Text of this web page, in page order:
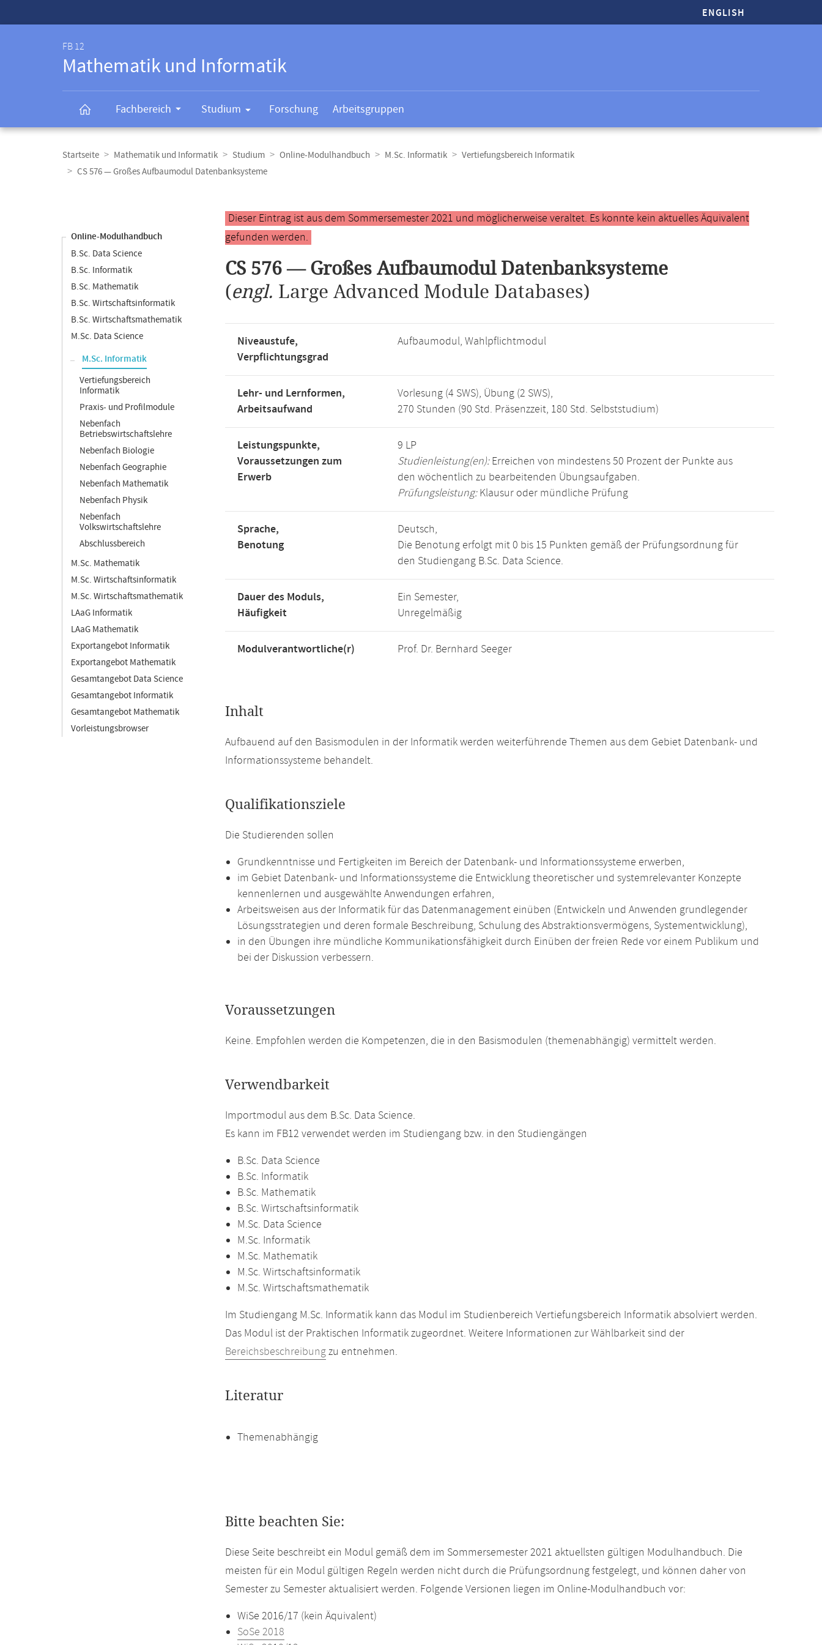
ENGLISH
FB 12
Mathematik und Informatik
Fachbereich Studium Forschung Arbeitsgruppen
Navigation
Startseite Mathematik und Informatik Studium Online-Modulhandbuch M.Sc. Informatik
Vertiefungsbereich Informatik
CS 576 — Großes Aufbaumodul Datenbanksysteme
Online-Modulhandbuch
B.Sc. Data Science
B.Sc. Informatik
B.Sc. Mathematik
B.Sc. Wirtschaftsinformatik
B.Sc. Wirtschaftsmathematik
M.Sc. Data Science
M.Sc. Informatik
Vertiefungsbereich
Informatik
Praxis- und Profilmodule
Nebenfach
Betriebswirtschaftslehre
Nebenfach Biologie
Nebenfach Geographie
Nebenfach Mathematik
Nebenfach Physik
Nebenfach
Volkswirtschaftslehre
Abschlussbereich
M.Sc. Mathematik
M.Sc. Wirtschaftsinformatik
M.Sc. Wirtschaftsmathematik
LAaG Informatik
LAaG Mathematik
Exportangebot Informatik
Exportangebot Mathematik
Gesamtangebot Data Science
Gesamtangebot Informatik
Gesamtangebot Mathematik
Vorleistungsbrowser
Hauptinhalt
Dieser Eintrag ist aus dem Sommersemester 2021 und möglicherweise veraltet. Es konnte kein aktuelles Äquivalent
gefunden werden.
CS 576 — Großes Aufbaumodul Datenbanksysteme
(engl. Large Advanced Module Databases)
Niveaustufe,
Verpflichtungsgrad
Aufbaumodul, Wahlpflichtmodul
Lehr- und Lernformen,
Arbeitsaufwand
Vorlesung (4 SWS), Übung (2 SWS),
270 Stunden (90 Std. Präsenzzeit, 180 Std. Selbststudium)
Leistungspunkte,
Voraussetzungen zum
Erwerb
9 LP
Studienleistung(en):Erreichen von mindestens 50 Prozent der Punkte aus
den wöchentlich zu bearbeitenden Übungsaufgaben.
Prüfungsleistung:Klausur oder mündliche Prüfung
Sprache,
Benotung
Deutsch,
Die Benotung erfolgt mit 0 bis 15 Punkten gemäß der Prüfungsordnung für
den Studiengang B.Sc. Data Science.
Dauer des Moduls,
Häufigkeit
Ein Semester,
Unregelmäßig
Modulverantwortliche(r) Prof. Dr. Bernhard Seeger
Inhalt
Aufbauend auf den Basismodulen in der Informatik werden weiterführende Themen aus dem Gebiet Datenbank- und
Informationssysteme behandelt.
Qualifikationsziele
Die Studierenden sollen
Grundkenntnisse und Fertigkeiten im Bereich der Datenbank- und Informationssysteme erwerben,
im Gebiet Datenbank- und Informationssysteme die Entwicklung theoretischer und systemrelevanter Konzepte
kennenlernen und ausgewählte Anwendungen erfahren,
Arbeitsweisen aus der Informatik für das Datenmanagement einüben (Entwickeln und Anwenden grundlegender
Lösungsstrategien und deren formale Beschreibung, Schulung des Abstraktionsvermögens, Systementwicklung),
in den Übungen ihre mündliche Kommunikationsfähigkeit durch Einüben der freien Rede vor einem Publikum und
bei der Diskussion verbessern.
Voraussetzungen
Keine. Empfohlen werden die Kompetenzen, die in den Basismodulen (themenabhängig) vermittelt werden.
Verwendbarkeit
Importmodul aus dem B.Sc. Data Science.
Es kann im FB12 verwendet werden im Studiengang bzw. in den Studiengängen
B.Sc. Data Science
B.Sc. Informatik
B.Sc. Mathematik
B.Sc. Wirtschaftsinformatik
M.Sc. Data Science
M.Sc. Informatik
M.Sc. Mathematik
M.Sc. Wirtschaftsinformatik
M.Sc. Wirtschaftsmathematik
Im Studiengang M.Sc. Informatik kann das Modul im Studienbereich Vertiefungsbereich Informatik absolviert werden.
Das Modul ist der Praktischen Informatik zugeordnet. Weitere Informationen zur Wählbarkeit sind der
Bereichsbeschreibungzu entnehmen.
Literatur
Themenabhängig
Bitte beachten Sie:
Diese Seite beschreibt ein Modul gemäß dem im Sommersemester 2021 aktuellsten gültigen Modulhandbuch. Die
meisten für ein Modul gültigen Regeln werden nicht durch die Prüfungsordnung festgelegt, und können daher von
Semester zu Semester aktualisiert werden. Folgende Versionen liegen im Online-Modulhandbuch vor:
WiSe 2016/17 (kein Äquivalent)
SoSe 2018